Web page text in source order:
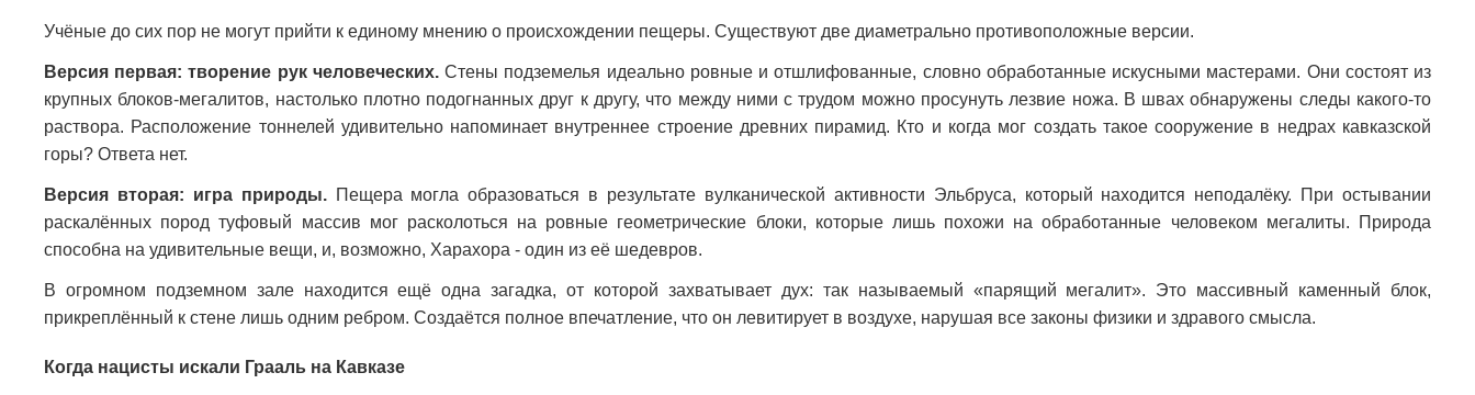
Учёные до сих пор не могут прийти к единому мнению о происхождении пещеры. Существуют две диаметрально противоположные версии.
Версия первая: творение рук человеческих.Стены подземелья идеально ровные и отшлифованные, словно обработанные искусными мастерами. Они состоят из
крупных блоков-мегалитов, настолько плотно подогнанных друг к другу, что между ними с трудом можно просунуть лезвие ножа. В швах обнаружены следы какого-то
раствора. Расположение тоннелей удивительно напоминает внутреннее строение древних пирамид. Кто и когда мог создать такое сооружение в недрах кавказской
горы? Ответа нет.
Версия вторая: игра природы.Пещера могла образоваться в результате вулканической активности Эльбруса, который находится неподалёку. При остывании
раскалённых пород туфовый массив мог расколоться на ровные геометрические блоки, которые лишь похожи на обработанные человеком мегалиты. Природа
способна на удивительные вещи, и, возможно, Харахора - один из её шедевров.
В огромном подземном зале находится ещё одна загадка, от которой захватывает дух: так называемый «парящий мегалит». Это массивный каменный блок,
прикреплённый к стене лишь одним ребром. Создаётся полное впечатление, что он левитирует в воздухе, нарушая все законы физики и здравого смысла.
Когда нацисты искали Грааль на Кавказе